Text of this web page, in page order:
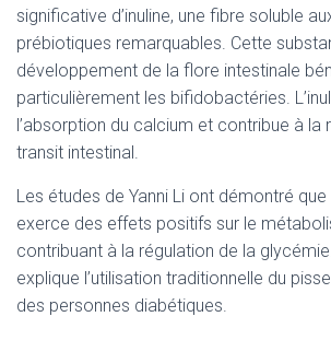
significative d’inuline, une fibre soluble
prébiotiques remarquables. Cette
développement de la flore intestinale
particulièrement les bifidobactéries.
l’absorption du calcium et contribue à la
transit intestinal.
Les études de Yanni Li ont démontré que
exerce des effets positifs sur le
contribuant à la régulation de la
explique l’utilisation traditionnelle du
des personnes diabétiques.